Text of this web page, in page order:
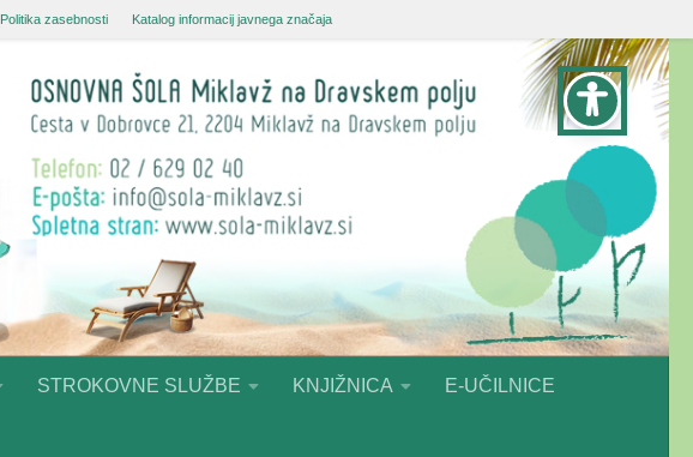
Politika zasebnosti Katalog informacij javnega značaja
STROKOVNE SLUŽBE KNJIŽNICA E-UČILNICE